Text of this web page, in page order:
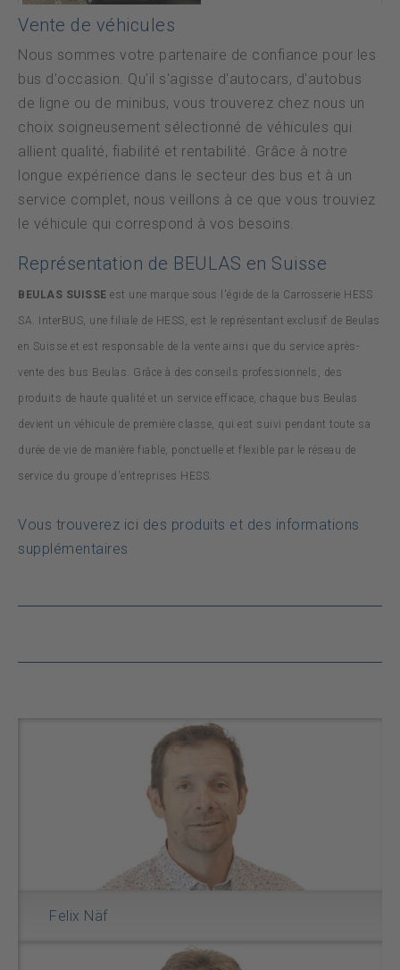
Vente de véhicules
Nous sommes votre partenaire de confiance pour les
bus d'occasion. Qu'il s'agisse d'autocars, d'autobus
de ligne ou de minibus, vous trouverez chez nous un
choix soigneusement sélectionné de véhicules qui
allient qualité, fiabilité et rentabilité. Grâce à notre
longue expérience dans le secteur des bus et à un
service complet, nous veillons à ce que vous trouviez
le véhicule qui correspond à vos besoins.
Représentation de BEULAS en Suisse
BEULAS SUISSE est une marque sous l'égide de la Carrosserie HESS
SA. InterBUS, une filiale de HESS, est le représentant exclusif de Beulas
en Suisse et est responsable de la vente ainsi que du service après-
vente des bus Beulas. Grâce à des conseils professionnels, des
produits de haute qualité et un service efficace, chaque bus Beulas
devient un véhicule de première classe, qui est suivi pendant toute sa
durée de vie de manière fiable, ponctuelle et flexible par le réseau de
service du groupe d'entreprises HESS.
Vous trouverez ici des produits et des informations
supplémentaires
Felix Näf